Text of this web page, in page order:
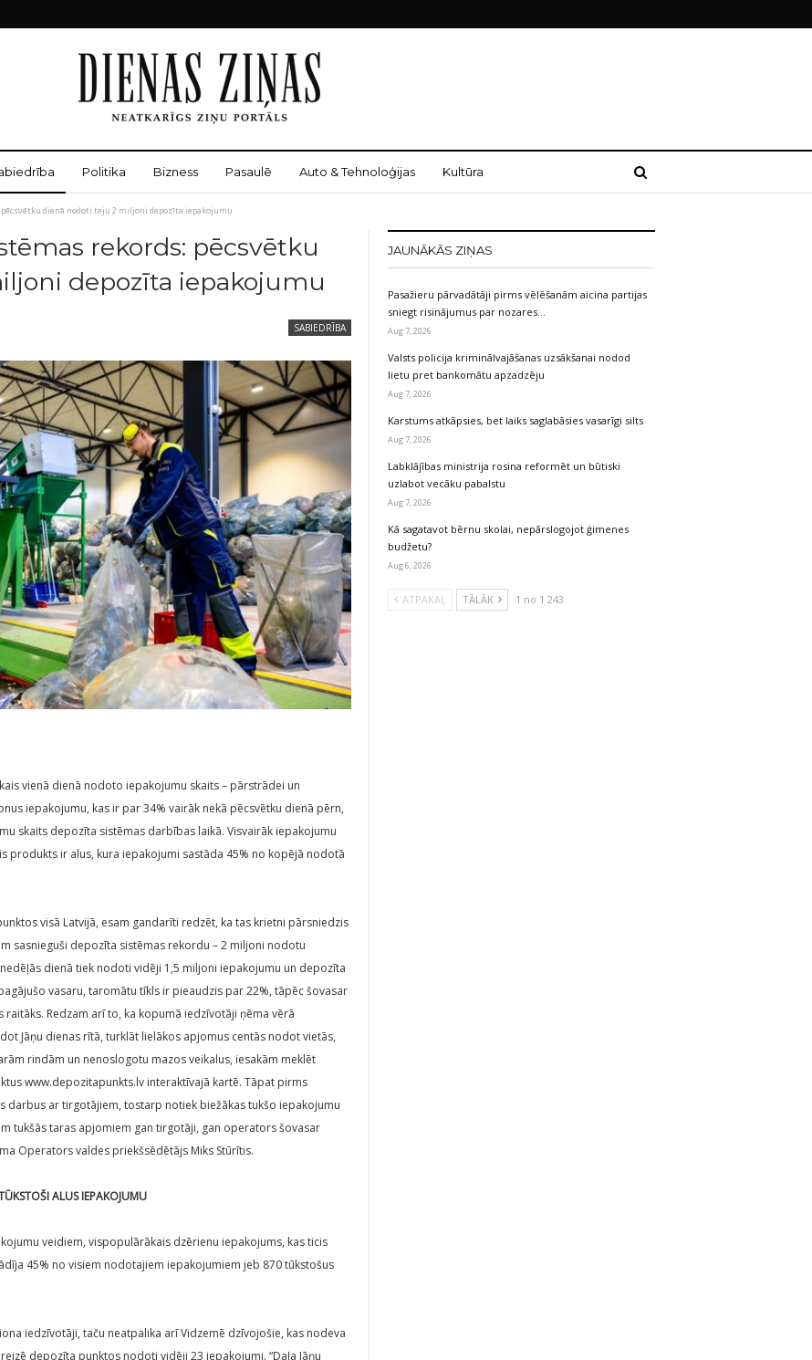
Politika Bizness Pasaulē Auto & Tehnoloģijas Kultūra
dienā nodoti teju 2 miljoni depozīta iepakojumu
rekords: pēcsvētku
depozīta iepakojumu
SABIEDRĪBA
vienā dienā nodoto iepakojumu skaits – pārstrādei un
iepakojumu, kas ir par 34% vairāk nekā pēcsvētku dienā pērn,
skaits depozīta sistēmas darbības laikā. Visvairāk iepakojumu
produkts ir alus, kura iepakojumi sastāda 45% no kopējā nodotā
visā Latvijā, esam gandarīti redzēt, ka tas krietni pārsniedzis
sasnieguši depozīta sistēmas rekordu – 2 miljoni nodotu
dienā tiek nodoti vidēji 1,5 miljoni iepakojumu un depozīta
vasaru, taromātu tīkls ir pieaudzis par 22%, tāpēc šovasar
Redzam arī to, ka kopumā iedzīvotāji ņēma vērā
Jāņu dienas rītā, turklāt lielākos apjomus centās nodot vietās,
rindām un nenoslogotu mazos veikalus, iesakām meklēt
www.depozitapunkts.lv interaktīvajā kartē. Tāpat pirms
darbus ar tirgotājiem, tostarp notiek biežākas tukšo iepakojumu
tukšās taras apjomiem gan tirgotāji, gan operators šovasar
Operators valdes priekšsēdētājs Miks Stūrītis.
ALUS IEPAKOJUMU
veidiem, vispopulārākais dzērienu iepakojums, kas ticis
45% no visiem nodotajiem iepakojumiem jeb 870 tūkstošus
iedzīvotāji, taču neatpalika arī Vidzemē dzīvojošie, kas nodeva
depozīta punktos nodoti vidēji 23 iepakojumi. “Daļa Jāņu
JAUNĀKĀS ZIŅAS
Pasažieru pārvadātāji pirms vēlēšanām aicina partijas
sniegt risinājumus par nozares…
Aug 7, 2026
Valsts policija kriminālvajāšanas uzsākšanai nodod
lietu pret bankomātu apzadzēju
Aug 7, 2026
Karstums atkāpsies, bet laiks saglabāsies vasarīgi silts
Aug 7, 2026
Labklājības ministrija rosina reformēt un būtiski
uzlabot vecāku pabalstu
Aug 7, 2026
Kā sagatavot bērnu skolai, nepārslogojot ģimenes
budžetu?
Aug 6, 2026
ATPAKAĻ TĀLĀK 1 no 1 243